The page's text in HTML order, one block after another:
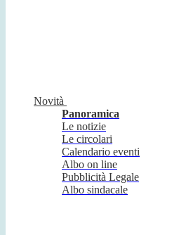
Novità
Panoramica
Le notizie
Le circolari
Calendario eventi
Albo on line
Pubblicità Legale
Albo sindacale